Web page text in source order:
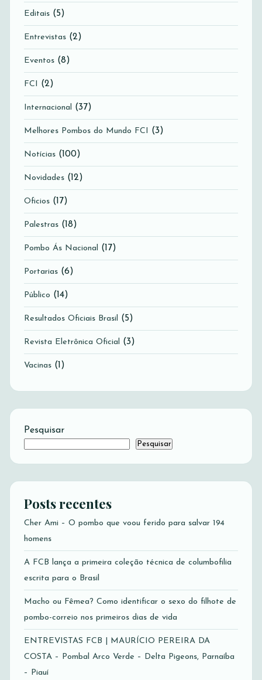
Editais (5)
Entrevistas (2)
Eventos (8)
FCI (2)
Internacional (37)
Melhores Pombos do Mundo FCI (3)
Notícias (100)
Novidades (12)
Oficios (17)
Palestras (18)
Pombo Ás Nacional (17)
Portarias (6)
Público (14)
Resultados Oficiais Brasil (5)
Revista Eletrônica Oficial (3)
Vacinas (1)
Pesquisar
Pesquisar
Posts recentes
Cher Ami – O pombo que voou ferido para salvar 194
homens
A FCB lança a primeira coleção técnica de columbofilia
escrita para o Brasil
Macho ou Fêmea? Como identificar o sexo do filhote de
pombo-correio nos primeiros dias de vida
ENTREVISTAS FCB | MAURÍCIO PEREIRA DA
COSTA – Pombal Arco Verde – Delta Pigeons, Parnaíba
– Piauí